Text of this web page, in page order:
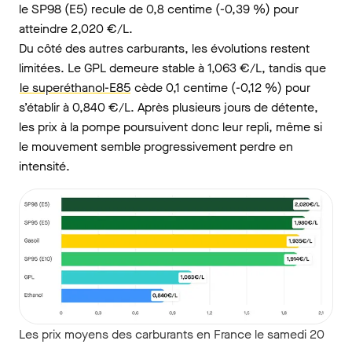
le SP98 (E5) recule de 0,8 centime (-0,39 %) pour
atteindre 2,020 €/L.
Du côté des autres carburants, les évolutions restent
limitées. Le GPL demeure stable à 1,063 €/L, tandis que
le superéthanol-E85 cède 0,1 centime (-0,12 %) pour
s’établir à 0,840 €/L. Après plusieurs jours de détente,
les prix à la pompe poursuivent donc leur repli, même si
le mouvement semble progressivement perdre en
intensité.
Les prix moyens des carburants en France le samedi 20